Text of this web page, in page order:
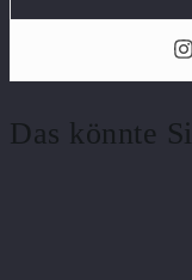
Das könnte